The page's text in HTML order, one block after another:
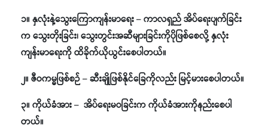
၁။ နှလုံးနဲ့သွေးကြောကျန်းမာရေး – ကာလရှည် အိပ်ရေးပျက်ခြင်း
က သွေးတိုးခြင်း၊ သွေးတွင်းအဆီများခြင်းကိုပိုဖြစ်စေလို့ နှလုံး
ကျန်းမာရေးကို ထိခိုက်ယိုယွင်းစေပါတယ်။
၂။ ဇီဝကမ္မဖြစ်စဉ် – ဆီးချိုဖြစ်နိုင်ခြေကိုလည်း မြင့်မား‌စေပါတယ်။
၃။ ကိုယ်ခံအား – အိပ်ရေးမဝခြင်းက ကိုယ်ခံအားကိုနည်းစေပါ
တယ်။